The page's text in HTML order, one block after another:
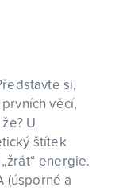
si,
věcí,
U
štítek
energie.
(úsporné a